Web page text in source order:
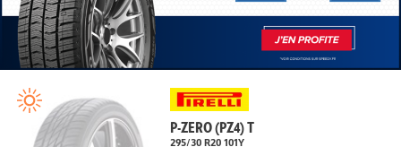
P-ZERO (PZ4) T